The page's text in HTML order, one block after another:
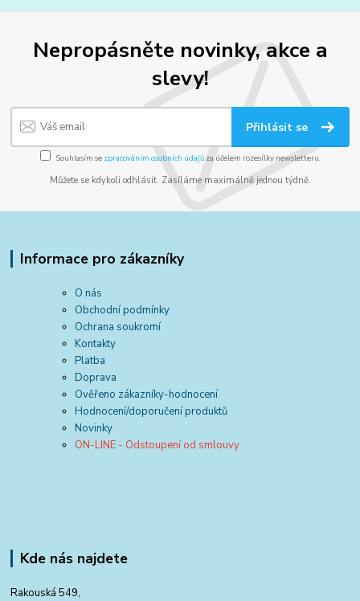
Nepropásněte novinky, akce a
slevy!
Přihlásit se
Souhlasím se zpracováním osobních údajůza účelem rozesílky newsletteru.
Můžete se kdykoli odhlásit. Zasíláme maximálně jednou týdně.
Informace pro zákazníky
O nás
Obchodní podmínky
Ochrana soukromí
Kontakty
Platba
Doprava
Ověřeno zákazníky-hodnocení
Hodnocení/doporučení produktů
Novinky
ON-LINE - Odstoupení od smlouvy
Kde nás najdete
Rakouská 549,